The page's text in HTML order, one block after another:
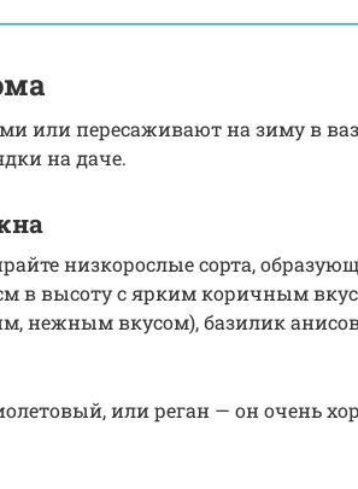
или пересаживают на зиму в
на даче.
низкорослые сорта,
в высоту с ярким коричным
нежным вкусом), базилик
или реган — он очень